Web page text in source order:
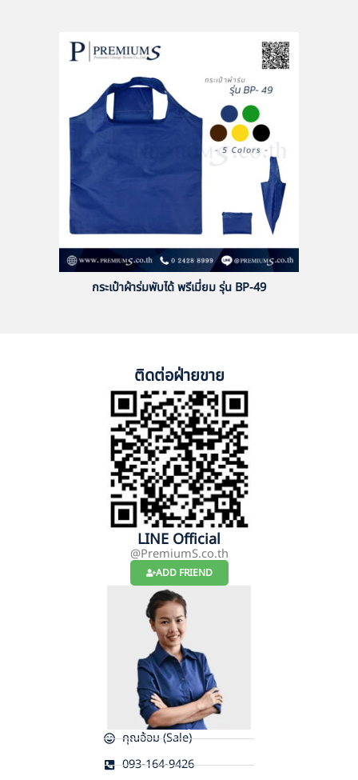
กระเป๋าผ้าร่มพับได้ พรีเมี่ยม รุ่น BP-49
ติดต่อฝ่ายขาย
LINE Official
@PremiumS.co.th
ADD FRIEND
คุณอ้อม (Sale)
093-164-9426